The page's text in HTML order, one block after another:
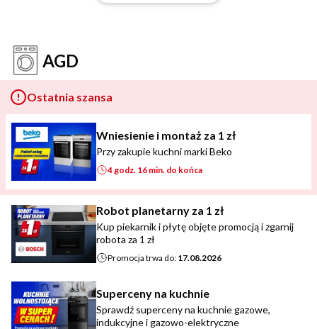
AGD
Robot planetarny za 1 zł
Kup piekarnik i płytę objęte promocją i zgarnij
robota za 1 zł
Promocja trwa do: 17.08.2026
Superceny na kuchnie
Sprawdź superceny na kuchnie gazowe,
indukcyjne i gazowo-elektryczne
Ostatnia szansa
Wniesienie i montaż za 1 zł
Przy zakupie kuchni marki Beko
4 godz. 16 min. do końca